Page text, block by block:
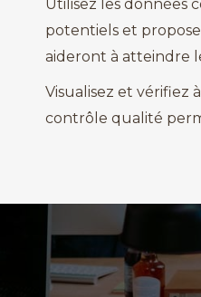
Utilisez les données
potentiels et
aideront à atteindre
Visualisez et vérifiez
contrôle qualité